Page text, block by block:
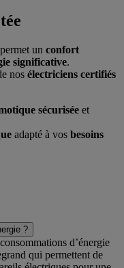
un confort
significative.
nos électriciens certifiés
sécurisée et
adapté à vos besoins
?
d’énergie
qui permettent de